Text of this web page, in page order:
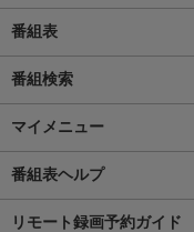
番組表
番組検索
マイメニュー
番組表ヘルプ
リモート録画予約ガイド